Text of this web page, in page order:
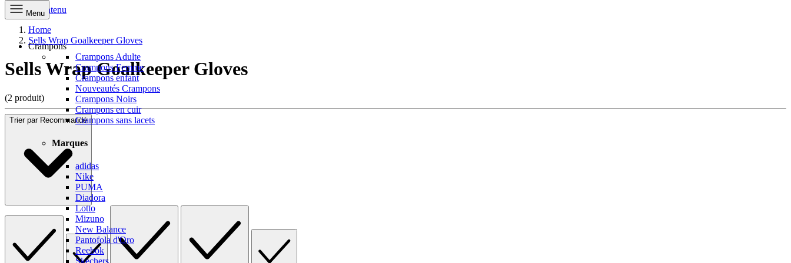
Aller au contenu
Menu
Crampons
Crampons Adulte
Crampons Femme
Crampons enfant
Nouveautés Crampons
Crampons Noirs
Crampons en cuir
Crampons sans lacets
Marques
adidas
Nike
PUMA
Diadora
Lotto
Mizuno
New Balance
Pantofola d'Oro
Reebok
Skechers
Home
Sells Wrap Goalkeeper Gloves
Sells Wrap Goalkeeper Gloves
(2 produit)
Trier par Recommandé